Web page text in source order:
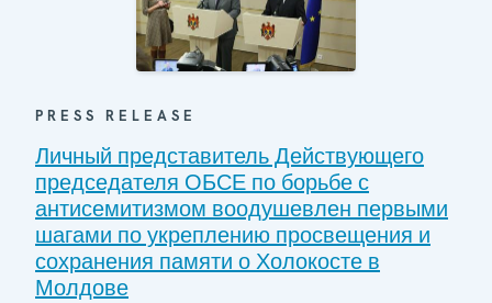
PRESS RELEASE
Личный представитель Действующего
председателя ОБСЕ по борьбе с
антисемитизмом воодушевлен первыми
шагами по укреплению просвещения и
сохранения памяти о Холокосте в
Молдове